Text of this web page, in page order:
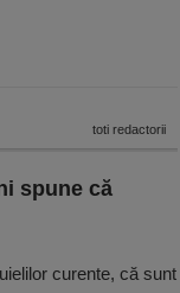
toti redactorii
spune că
curente, că sunt